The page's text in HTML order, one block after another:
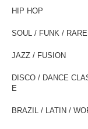
HIP HOP
SOUL / FUNK /
JAZZ / FUSION
DISCO / DANCE
E
BRAZIL / LATIN /